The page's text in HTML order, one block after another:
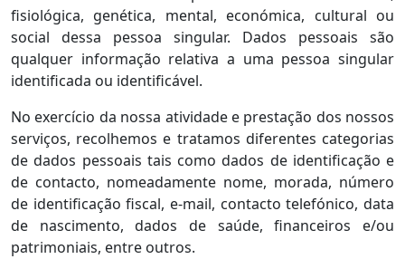
fisiológica, genética, mental, económica, cultural ou
social dessa pessoa singular. Dados pessoais são
qualquer informação relativa a uma pessoa singular
identificada ou identificável.
No exercício da nossa atividade e prestação dos nossos
serviços, recolhemos e tratamos diferentes categorias
de dados pessoais tais como dados de identificação e
de contacto, nomeadamente nome, morada, número
de identificação fiscal, e-mail, contacto telefónico, data
de nascimento, dados de saúde, financeiros e/ou
patrimoniais, entre outros.